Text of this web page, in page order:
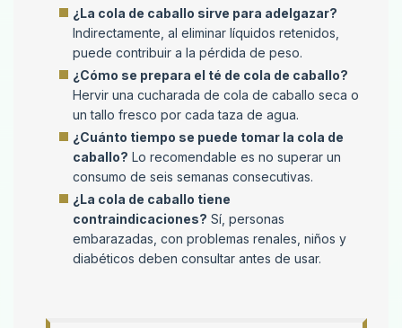
¿La cola de caballo sirve para adelgazar?
Indirectamente, al eliminar líquidos retenidos,
puede contribuir a la pérdida de peso.
¿Cómo se prepara el té de cola de caballo?
Hervir una cucharada de cola de caballo seca o
un tallo fresco por cada taza de agua.
¿Cuánto tiempo se puede tomar la cola de
caballo? Lo recomendable es no superar un
consumo de seis semanas consecutivas.
¿La cola de caballo tiene
contraindicaciones? Sí, personas
embarazadas, con problemas renales, niños y
diabéticos deben consultar antes de usar.